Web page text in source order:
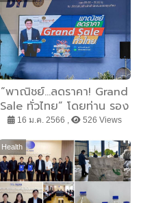
“พาณิชย์...ลดราคา! Grand
Sale ทั่วไทย” โดยท่าน รอง
นายกรัฐมนตรีและรัฐมนตรี
(นายจุรินทร์ ลักษณวิศิษฎ์)
วันที่ 16 มกราคม 2566
เวลา 10.00 น. ณ บริเวณ
ถนนด้านข้างสำนักงานเขต
16 ม.ค. 2566 , 526 Views
Health